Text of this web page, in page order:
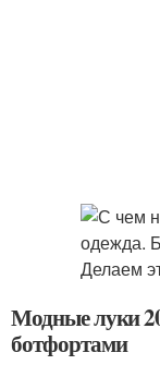
Модные луки
ботфортами